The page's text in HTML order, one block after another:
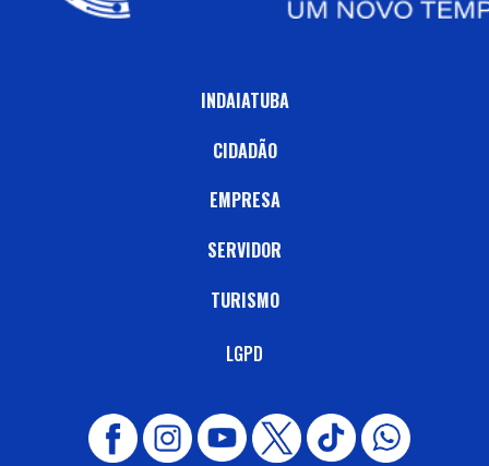
INDAIATUBA
CIDADÃO
EMPRESA
SERVIDOR
TURISMO
LGPD